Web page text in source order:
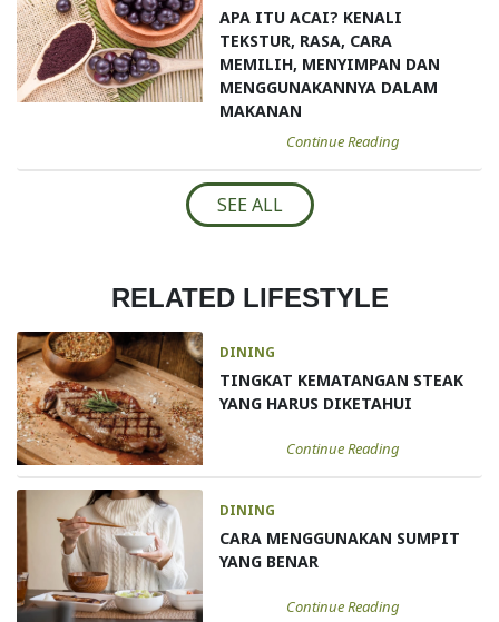
APA ITU ACAI? KENALI
TEKSTUR, RASA, CARA
MEMILIH, MENYIMPAN DAN
MENGGUNAKANNYA DALAM
MAKANAN
Continue Reading
SEE ALL
RELATED LIFESTYLE
DINING
TINGKAT KEMATANGAN STEAK
YANG HARUS DIKETAHUI
Continue Reading
DINING
CARA MENGGUNAKAN SUMPIT
YANG BENAR
Continue Reading